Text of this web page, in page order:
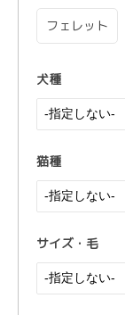
フェレット
犬種
猫種
サイズ・毛